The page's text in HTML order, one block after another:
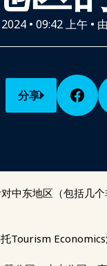
• 09:42 上午• 由
分享
中东地区（包括几
Tourism Economics